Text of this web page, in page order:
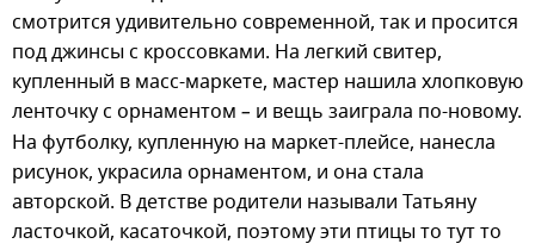
смотрится удивительно современной, так и просится
под джинсы с кроссовками. На легкий свитер,
купленный в масс-маркете, мастер нашила хлопковую
ленточку с орнаментом – и вещь заиграла по-новому.
На футболку, купленную на маркет-плейсе, нанесла
рисунок, украсила орнаментом, и она стала
авторской. В детстве родители называли Татьяну
ласточкой, касаточкой, поэтому эти птицы то тут то